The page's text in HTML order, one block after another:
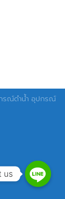
รณ์ดำน้ำ อุปกรณ์
us